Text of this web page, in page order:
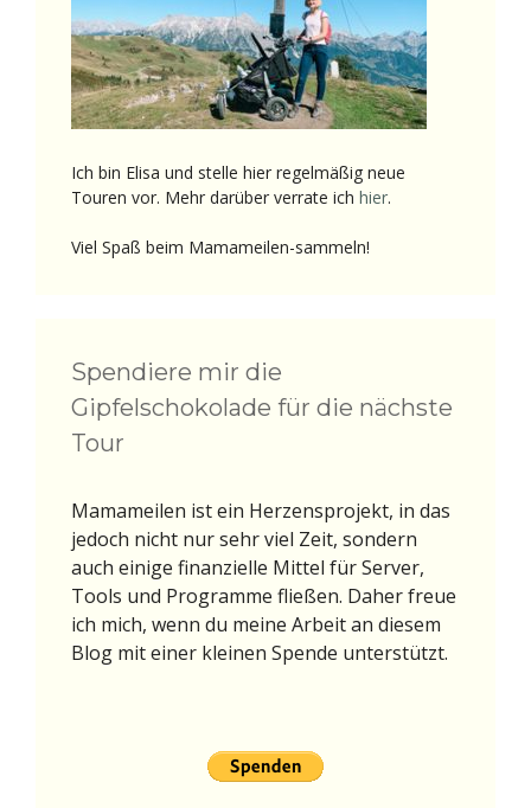
Ich bin Elisa und stelle hier regelmäßig neue
Touren vor. Mehr darüber verrate ich hier.
Viel Spaß beim Mamameilen-sammeln!
Spendiere mir die
Gipfelschokolade für die nächste
Tour
Mamameilen ist ein Herzensprojekt, in das
jedoch nicht nur sehr viel Zeit, sondern
auch einige finanzielle Mittel für Server,
Tools und Programme fließen. Daher freue
ich mich, wenn du meine Arbeit an diesem
Blog mit einer kleinen Spende unterstützt.